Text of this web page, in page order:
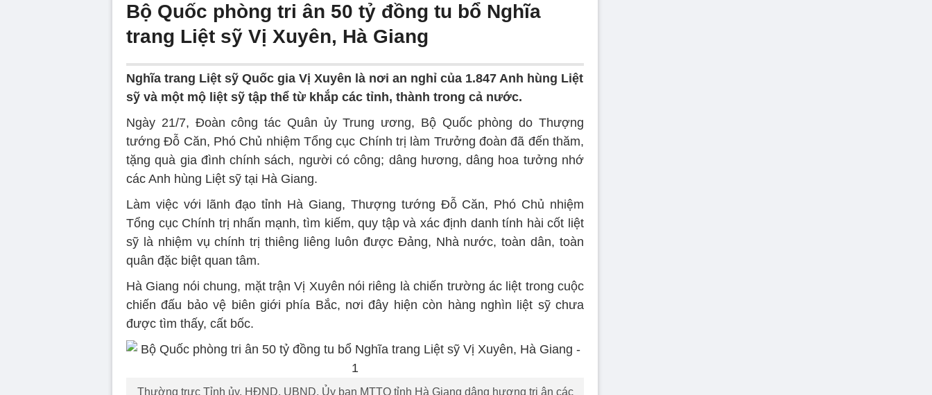
Bộ Quốc phòng tri ân 50 tỷ đồng tu bổ Nghĩa
trang Liệt sỹ Vị Xuyên, Hà Giang
Nghĩa trang Liệt sỹ Quốc gia Vị Xuyên là nơi an nghỉ của 1.847 Anh hùng Liệt
sỹ và một mộ liệt sỹ tập thể từ khắp các tỉnh, thành trong cả nước.
Ngày 21/7, Đoàn công tác Quân ủy Trung ương, Bộ Quốc phòng do Thượng
tướng Đỗ Căn, Phó Chủ nhiệm Tổng cục Chính trị làm Trưởng đoàn đã đến thăm,
tặng quà gia đình chính sách, người có công; dâng hương, dâng hoa tưởng nhớ
các Anh hùng Liệt sỹ tại Hà Giang.
Làm việc với lãnh đạo tỉnh Hà Giang, Thượng tướng Đỗ Căn, Phó Chủ nhiệm
Tổng cục Chính trị nhấn mạnh, tìm kiếm, quy tập và xác định danh tính hài cốt liệt
sỹ là nhiệm vụ chính trị thiêng liêng luôn được Đảng, Nhà nước, toàn dân, toàn
quân đặc biệt quan tâm.
Hà Giang nói chung, mặt trận Vị Xuyên nói riêng là chiến trường ác liệt trong cuộc
chiến đấu bảo vệ biên giới phía Bắc, nơi đây hiện còn hàng nghìn liệt sỹ chưa
được tìm thấy, cất bốc.
Thường trực Tỉnh ủy, HĐND, UBND, Ủy ban MTTQ tỉnh Hà Giang dâng hương tri ân các